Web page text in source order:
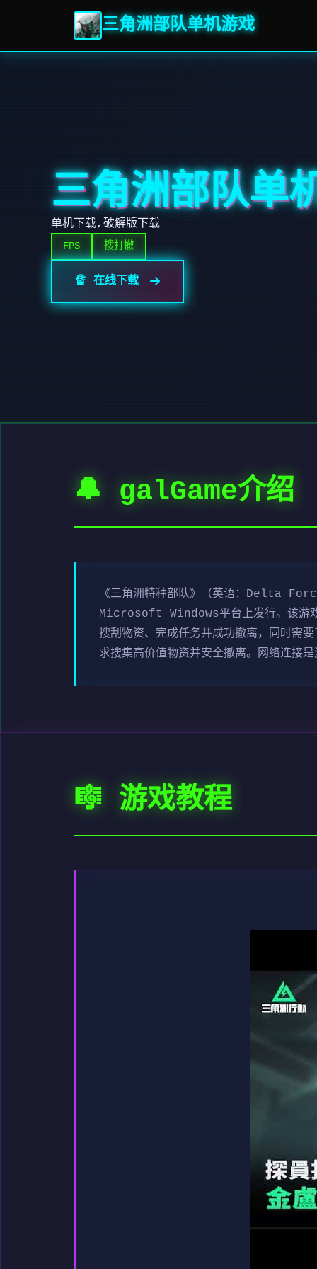
三角洲部队单机游戏
三角洲部队单
单机下载,破解版下载
FPS 搜打撤
🔏 在线下载
🔔 galGame介绍
《三角洲特种部队》（英语：Delta
Microsoft Windows平台上发行。该游戏
搜刮物资、完成任务并成功撤离，同时需
求搜集高价值物资并安全撤离。网络连接
🎼 游戏教程